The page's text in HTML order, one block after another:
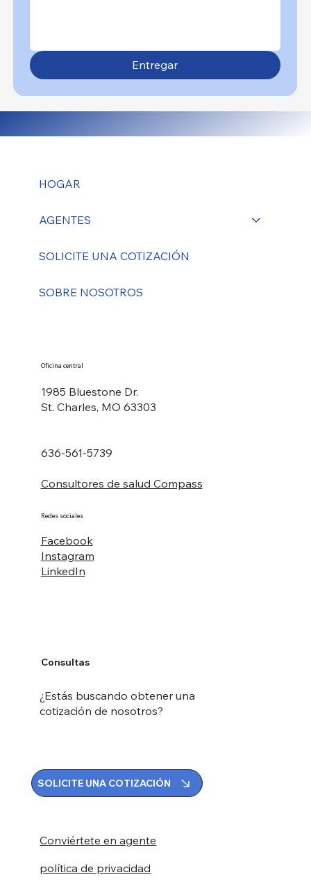
Entregar
HOGAR
AGENTES
SOLICITE UNA COTIZACIÓN
SOBRE NOSOTROS
Oficina central
1985 Bluestone Dr.
St. Charles, MO 63303
636-561-5739
Consultores de salud Compass
Redes sociales
Facebook
Instagram
LinkedIn
Consultas
¿Estás buscando obtener una
cotización de nosotros?
SOLICITE UNA COTIZACIÓN
Conviértete en agente
política de privacidad